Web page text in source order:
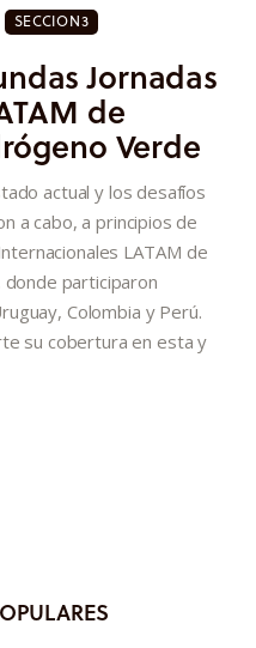
SECCION3
Jornadas
de
Verde
actual y los desafíos
a cabo, a principios de
LATAM de
participaron
Colombia y Perú.
su cobertura en esta y